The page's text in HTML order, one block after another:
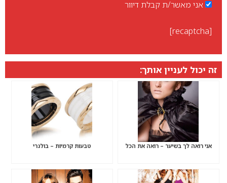
אני מאשר/ת קבלת דיוור
[recaptcha]
זה יכול לעניין אותך:
אני רואה לך בשיער – רואה את הכל טבעות קרמיות – בולגרי